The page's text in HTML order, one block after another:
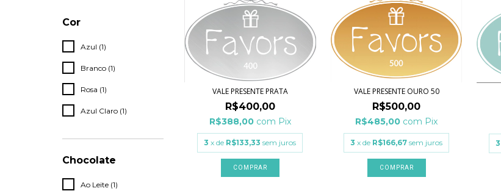
Cor
Azul (1)
Branco (1)
Rosa (1)
Azul Claro (1)
Chocolate
Ao Leite (1)
VALE PRESENTE PRATA
R$400,00
R$388,00 com Pix
3 x de R$133,33 sem juros
VALE PRESENTE OURO 50
R$500,00
R$485,00 com Pix
3 x de R$166,67 sem juros 3